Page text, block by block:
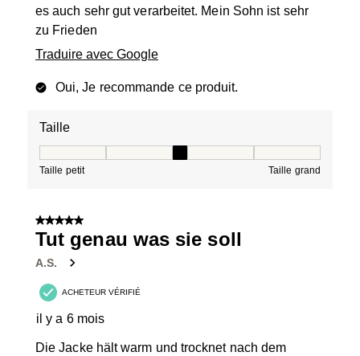
es auch sehr gut verarbeitet. Mein Sohn ist sehr
zu Frieden
Traduire avec Google
Oui, Je recommande ce produit.
Taille
Taille petit Taille grand
5 sur 5 étoiles.
Tut genau was sie soll
A.S.
ACHETEUR VÉRIFIÉ
il y a 6 mois
Die Jacke hält warm und trocknet nach dem